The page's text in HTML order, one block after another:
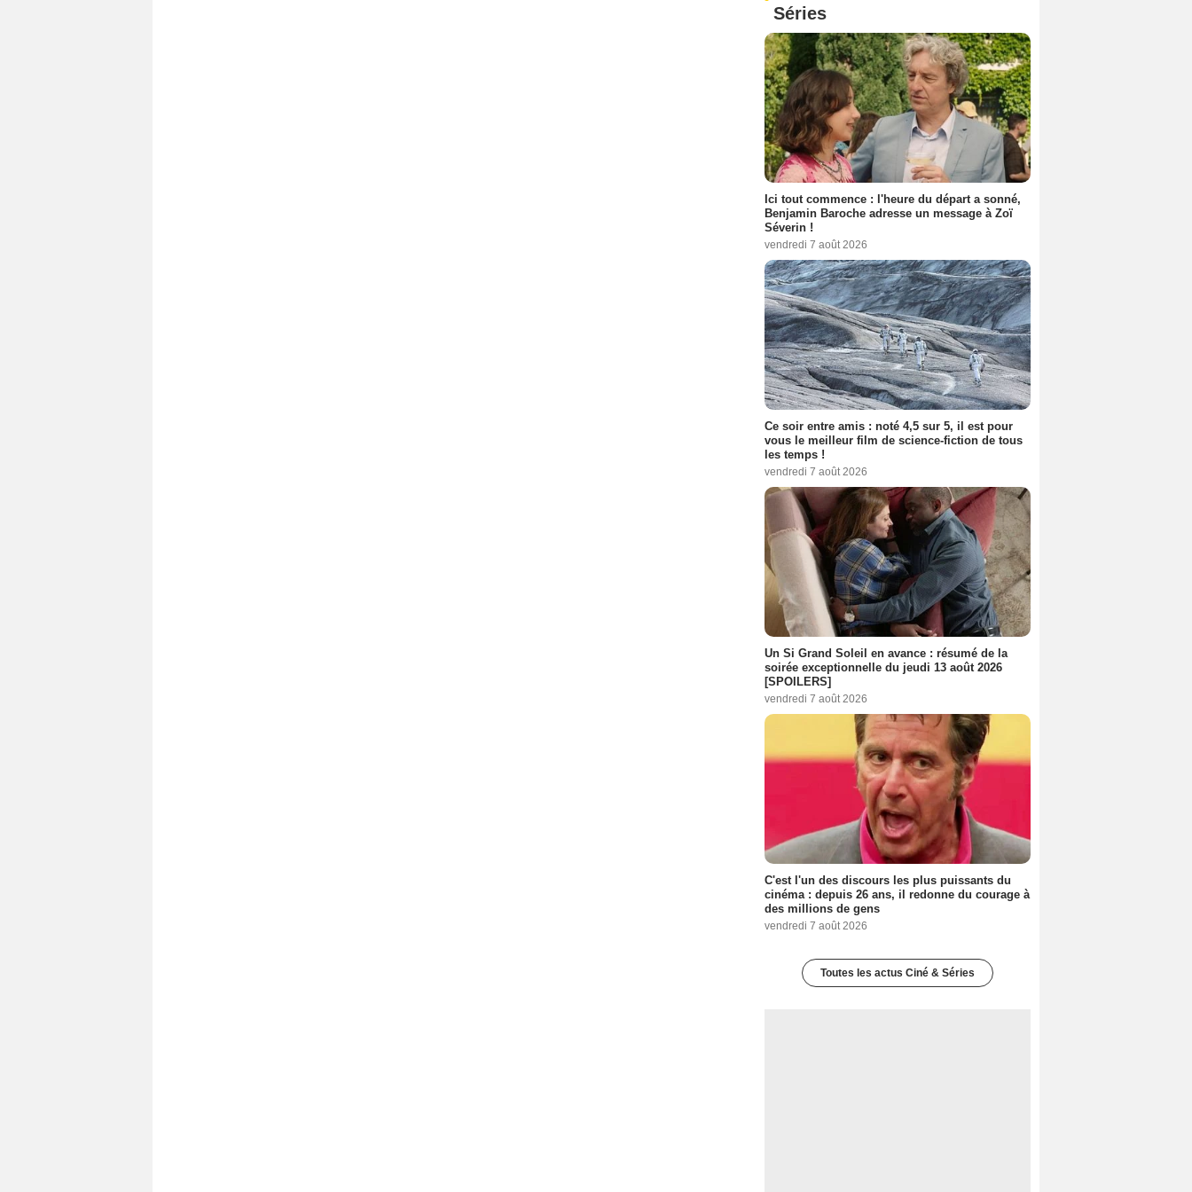
Séries
Ici tout commence : l'heure du départ a sonné,
Benjamin Baroche adresse un message à Zoï
Séverin !
vendredi 7 août 2026
Ce soir entre amis : noté 4,5 sur 5, il est pour
vous le meilleur film de science-fiction de tous
les temps !
vendredi 7 août 2026
Un Si Grand Soleil en avance : résumé de la
soirée exceptionnelle du jeudi 13 août 2026
[SPOILERS]
vendredi 7 août 2026
C'est l'un des discours les plus puissants du
cinéma : depuis 26 ans, il redonne du courage à
des millions de gens
vendredi 7 août 2026
Toutes les actus Ciné & Séries